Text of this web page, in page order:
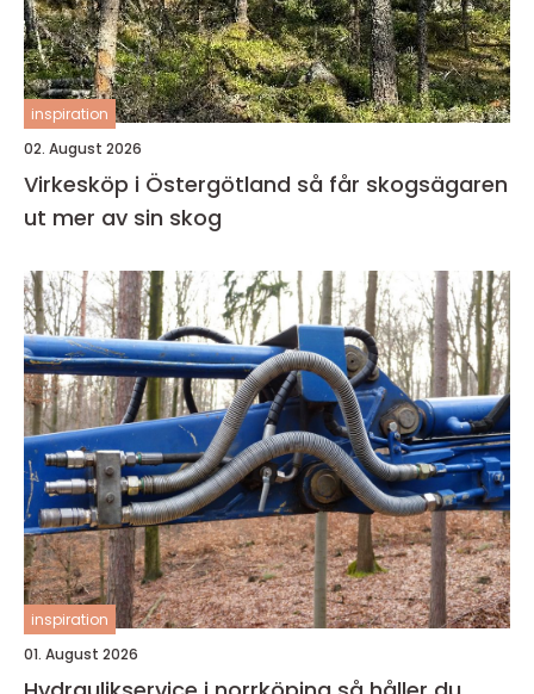
inspiration
02. August 2026
Virkesköp i Östergötland så får skogsägaren
ut mer av sin skog
inspiration
01. August 2026